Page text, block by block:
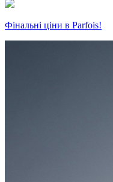
Фінальні ціни в Parfois!